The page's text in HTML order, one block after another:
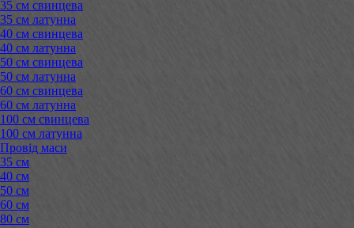
35 см свинцева
35 см латунна
40 см свинцева
40 см латунна
50 см свинцева
50 см латунна
60 см свинцева
60 см латунна
100 см свинцева
100 см латунна
Провід маси
35 см
40 см
50 см
60 см
80 см